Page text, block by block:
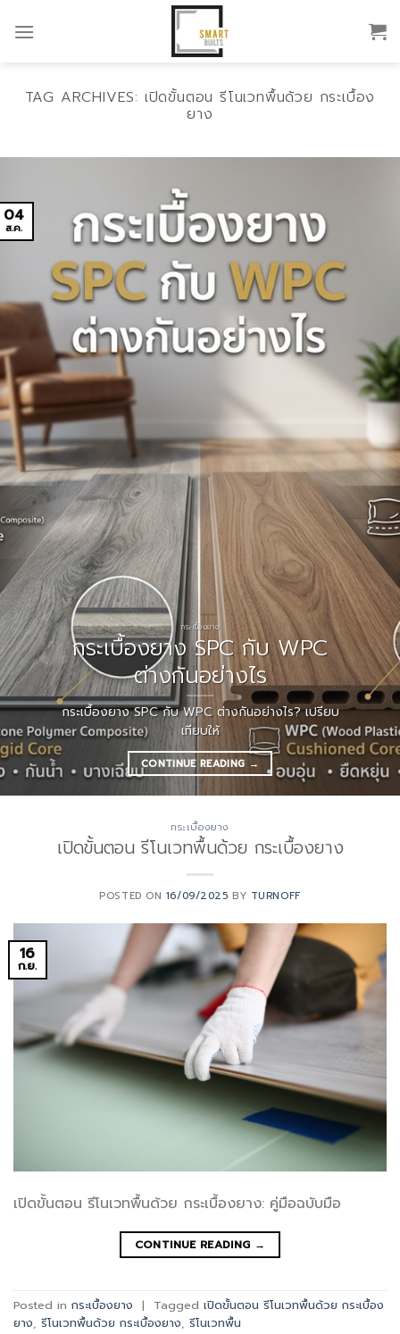
TAG ARCHIVES: เปิดขั้นตอน รีโนเวทพื้นด้วย กระเบื้อง
ยาง
กระเบื้องยาง
กระเบื้องยาง SPC กับ WPC
ต่างกันอย่างไร
กระเบื้องยาง SPC กับ WPC ต่างกันอย่างไร? เปรียบ
เทียบให้
CONTINUE READING →
04
ส.ค.
กระเบื้องยาง
เปิดขั้นตอน รีโนเวทพื้นด้วย กระเบื้องยาง
POSTED ON 16/09/2025 BY TURNOFF
16
ก.ย.
เปิดขั้นตอน รีโนเวทพื้นด้วย กระเบื้องยาง: คู่มือฉบับมือ
CONTINUE READING →
Posted in กระเบื้องยาง | Tagged เปิดขั้นตอน รีโนเวทพื้นด้วย กระเบื้อง
ยาง, รีโนเวทพื้นด้วย กระเบื้องยาง, รีโนเวทพื้น